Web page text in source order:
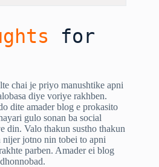
for
chai je priyo manushtike apni
diye voriye rakhben.
dite amader blog e prokasito
gulo sonan ba social
din. Valo thakun sustho thakun
nijer jotno nin tobei to apni
parben. Amader ei blog